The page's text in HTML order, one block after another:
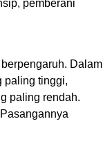
pemberani
Dalam
paling tinggi,
paling rendah.